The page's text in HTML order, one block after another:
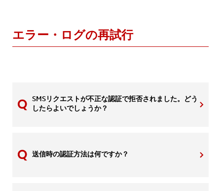
エラー・ログの再試行
SMSリクエストが不正な認証で拒否されました。どう
したらよいでしょうか？
送信時の認証方法は何ですか？